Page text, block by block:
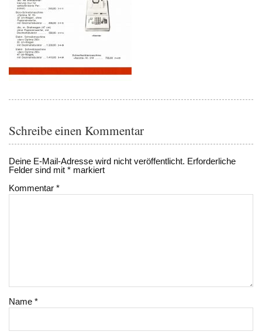
Schreibe einen Kommentar
Deine E-Mail-Adresse wird nicht veröffentlicht. Erforderliche
Felder sind mit* markiert
Kommentar*
Name*